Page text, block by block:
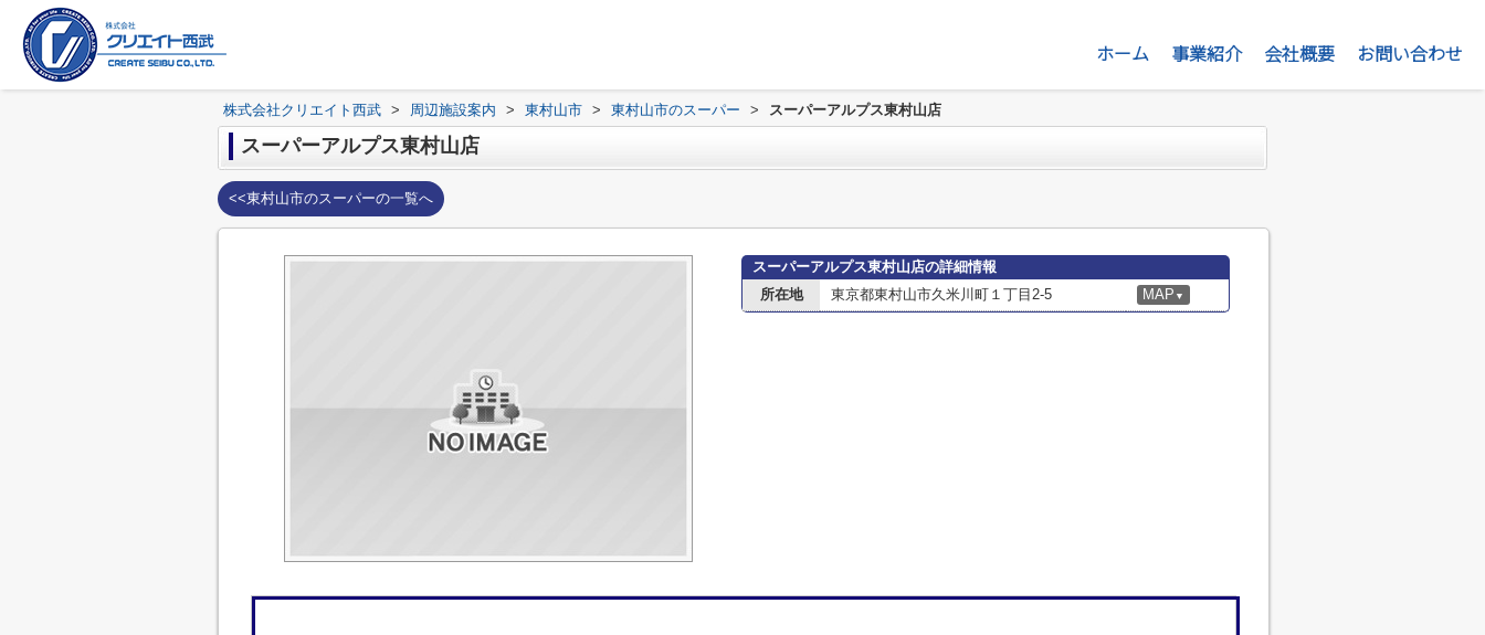
ホーム 事業紹介 会社概要 お問い合わせ
株式会社クリエイト西武 > 周辺施設案内 > 東村山市 > 東村山市のスーパー > スーパーアルプス東村山店
スーパーアルプス東村山店
<<東村山市のスーパーの一覧へ
スーパーアルプス東村山店の詳細情報
所在地
東京都東村山市久米川町１丁目2-5 MAP ▼